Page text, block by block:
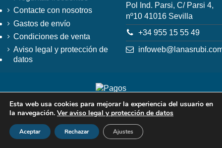
Contacte con nosotros
Gastos de envío
Condiciones de venta
Aviso legal y protección de
datos
Pol Ind. Parsi, C/ Parsi 4,
nº10 41016 Sevilla
+34 955 15 55 49
Esta web usa cookies para mejorar la experiencia del usuario en
la navegación. Ver aviso legal y protección de datos
Aceptar Rechazar Ajustes